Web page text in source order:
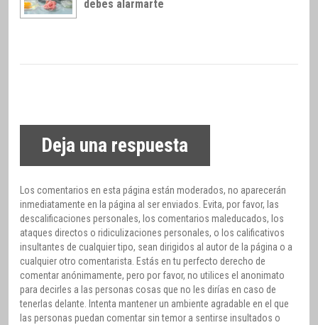
debes alarmarte
Deja una respuesta
Los comentarios en esta página están moderados, no aparecerán
inmediatamente en la página al ser enviados. Evita, por favor, las
descalificaciones personales, los comentarios maleducados, los
ataques directos o ridiculizaciones personales, o los calificativos
insultantes de cualquier tipo, sean dirigidos al autor de la página o a
cualquier otro comentarista. Estás en tu perfecto derecho de
comentar anónimamente, pero por favor, no utilices el anonimato
para decirles a las personas cosas que no les dirías en caso de
tenerlas delante. Intenta mantener un ambiente agradable en el que
las personas puedan comentar sin temor a sentirse insultados o